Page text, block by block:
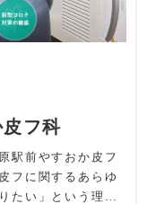
る優しい印象づく
ジュアル上に重ね
伝わる構成に。さ
、閲覧の流れを妨
でも理解しやすい
療カレンダー・
のページからでも
フ科
駅前やすおか皮フ
フに関するあらゆ
たい」という理念